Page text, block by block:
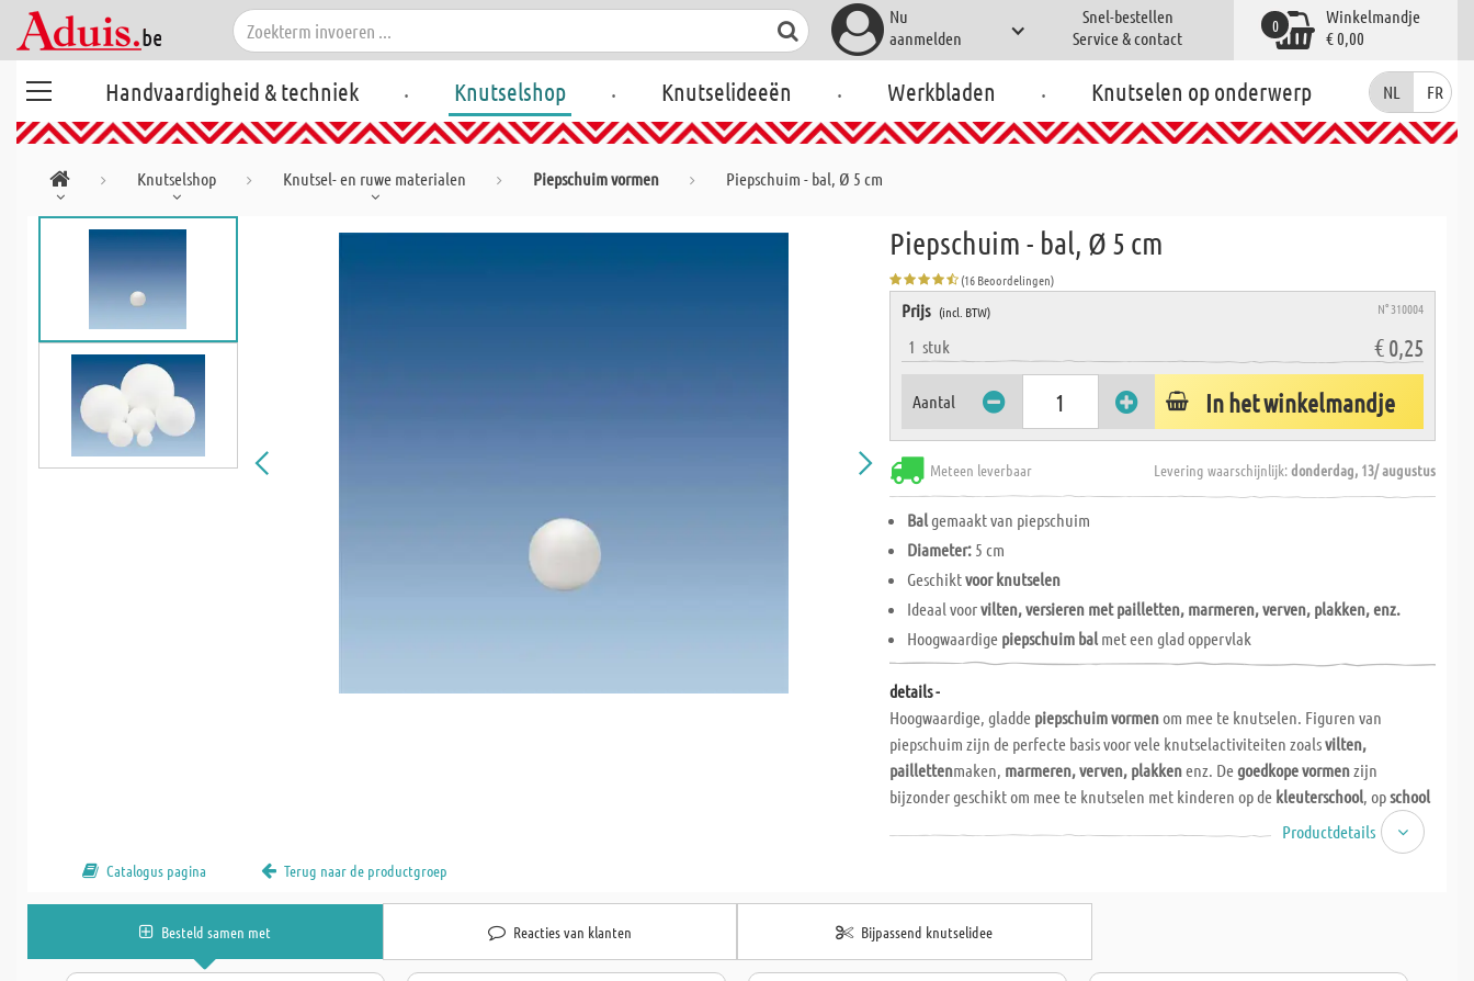
Nu
aanmelden
Snel-bestellen
Service & contact
Winkelmandje
€ 0,00
0
Handvaardigheid & techniek . Knutselshop . Knutselideeën . Werkbladen . Knutselen op onderwerp NL FR
Knutselshop Knutsel- en ruwe materialen Piepschuim vormen Piepschuim - bal, Ø 5 cm
Piepschuim - bal, Ø 5 cm
(16 Beoordelingen)
Prijs (incl. BTW) N° 310004
1stuk € 0,25
Aantal In het winkelmandje
Meteen leverbaar Levering waarschijnlijk:donderdag, 13/ augustus
Balgemaakt van piepschuim
Diameter: 5 cm
Geschiktvoor knutselen
Ideaal voorvilten, versieren met pailletten, marmeren, verven, plakken, enz.
Hoogwaardige piepschuim balmet een glad oppervlak
details -
Hoogwaardige, gladde piepschuimvormenom mee te knutselen. Figuren van
piepschuim zijn de perfecte basis voor vele knutselactiviteiten zoalsvilten,
paillettenmaken, marmeren, verven, plakkenenz. Degoedkope vormenzijn
bijzonder geschikt om mee te knutselen met kinderen op de kleuterschool, opschool
of om thuis mee bezig te zijn. Voor het lijmen kunt u het beste een speciale
Productdetails
Catalogus pagina Terug naar de productgroep
Besteld samen met Reacties van klanten Bijpassend knutselidee